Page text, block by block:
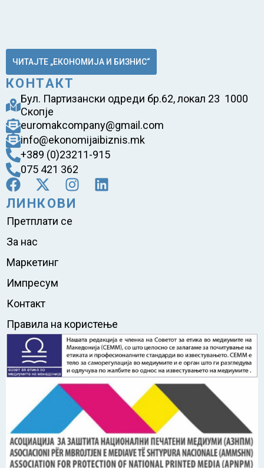
ЧИТАЈТЕ „ЕКОНОМИЈА И БИЗНИС“
КОНТАКТ
Бул. Партизански одреди бр.62, локал 23 1000
Скопје
euromakcompany@gmail.com
info@ekonomijaibiznis.mk
+389 (0)23211-915
075 421 362
ЛИНКОВИ
Претплати се
За нас
Маркетинг
Импресум
Контакт
Правила на користење